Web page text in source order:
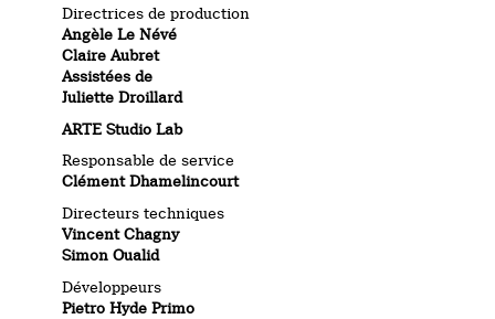
Directrices de production
Angèle Le Névé
Claire Aubret
Assistées de
Juliette Droillard
ARTE Studio Lab
Responsable de service
Clément Dhamelincourt
Directeurs techniques
Vincent Chagny
Simon Oualid
Développeurs
Pietro Hyde Primo